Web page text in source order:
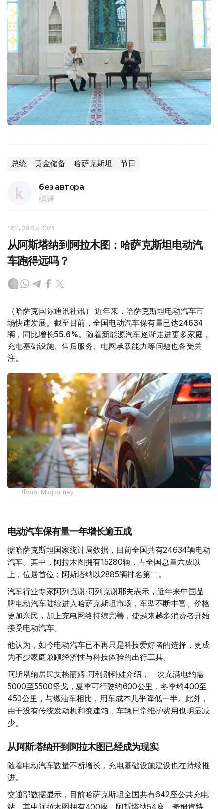
总统 黄金储备 哈萨克斯坦 节日
без автора
编译
12:11, 09 8月 2026
从阿斯塔纳到阿拉木图：哈萨克斯坦电动汽
车跑得远吗？
（哈萨克国际通讯社讯） 近年来，哈萨克斯坦电动汽车市
场快速发展。截至目前，全国电动汽车保有量已达24634
辆，同比增长55.6%。随着新能源汽车逐渐走进更多家庭，
充电基础设施、售后服务、电网承载能力等问题也备受关
注。
Фото: Midjourney
电动汽车保有量一年增长逾五成
据哈萨克斯坦国家统计局数据，目前全国共有24634辆电动
汽车。其中，阿拉木图拥有15280辆，占全国总量六成以
上，位居首位；阿斯塔纳以2885辆排名第二。
汽车行业专家阿列克谢·阿列克谢耶夫表示，近年来中国品
牌电动汽车陆续进入哈萨克斯坦市场，车型不断丰富、价格
更加亲民，加上充电网络持续完善，使越来越多消费者开始
接受电动汽车。
他认为，如今电动汽车已不再只是科技爱好者的选择，更成
为不少家庭兼顾经济性与科技体验的出行工具。
阿斯塔纳居民艾格丽姆·阿利别科娃介绍，一次充满电约需
5000至5500坚戈，夏季可行驶约600公里，冬季约400至
450公里，与燃油车相比，用车成本几乎降低一半。此外，
由于没有传统发动机和变速箱，车辆日常维护费用也明显减
少。
从阿斯塔纳开到阿拉木图已经成为现实
随着电动汽车数量不断增长，充电基础设施建设也在持续推
进。
交通部数据显示，目前哈萨克斯坦全国共有642座公共充电
站，其中阿拉木图拥有400座，阿斯塔纳54座，奇姆肯特